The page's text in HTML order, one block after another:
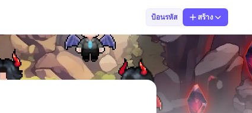
ป้อนรหัส สร้าง